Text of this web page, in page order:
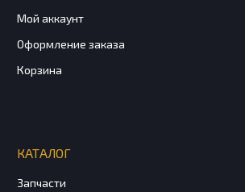
Мой аккаунт
Оформление заказа
Корзина
КАТАЛОГ
Запчасти